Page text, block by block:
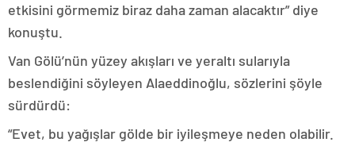
etkisini görmemiz biraz daha zaman alacaktır” diye
konuştu.
Van Gölü’nün yüzey akışları ve yeraltı sularıyla
beslendiğini söyleyen Alaeddinoğlu, sözlerini şöyle
sürdürdü:
“Evet, bu yağışlar gölde bir iyileşmeye neden olabilir.